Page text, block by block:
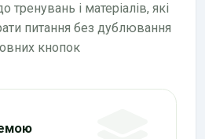
і матеріалів, які
питання без дублювання
кнопок